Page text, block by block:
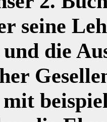
seine
und die